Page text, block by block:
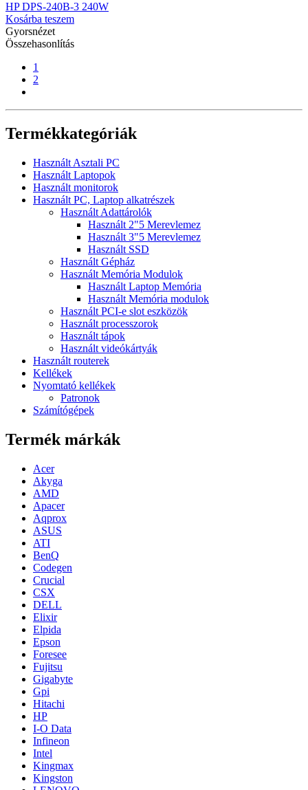
HP DPS-240B-3 240W
Kosárba teszem
Gyorsnézet
Összehasonlítás
1
2
Termékkategóriák
Használt Asztali PC
Használt Laptopok
Használt monitorok
Használt PC, Laptop alkatrészek
Használt Adattárolók
Használt 2"5 Merevlemez
Használt 3"5 Merevlemez
Használt SSD
Használt Gépház
Használt Memória Modulok
Használt Laptop Memória
Használt Memória modulok
Használt PCI-e slot eszközök
Használt processzorok
Használt tápok
Használt videókártyák
Használt routerek
Kellékek
Nyomtató kellékek
Patronok
Számítógépek
Termék márkák
Acer
Akyga
AMD
Apacer
Aqprox
ASUS
ATI
BenQ
Codegen
Crucial
CSX
DELL
Elixir
Elpida
Epson
Foresee
Fujitsu
Gigabyte
Gpi
Hitachi
HP
I-O Data
Infineon
Intel
Kingmax
Kingston